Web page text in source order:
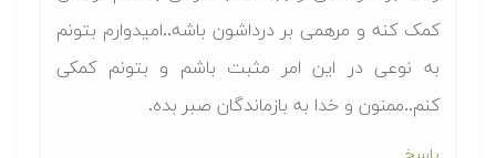
کمک کنه و مرهمی بر درداشون باشه..امیدوارم بتونم
به نوعی در این امر مثبت باشم و بتونم کمکی
کنم..ممنون و خدا به بازماندگان صبر بده.